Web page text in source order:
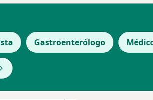
Gastroenterólogo